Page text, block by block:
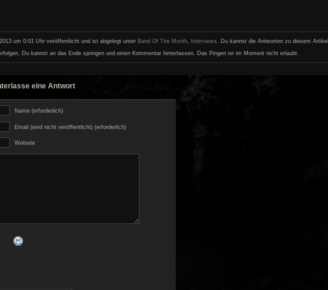
um 0:01 Uhr veröffentlicht und ist abgelegt unter Band Of The Month, Interviews. Du kannst die Antworten zu diesem Artikel
Du kannst an das Ende springen und einen Kommentar hinterlassen. Das Pingen ist im Moment nicht erlaubt.
eine Antwort
Name (erforderlich)
Email (wird nicht veröffentlicht) (erforderlich)
Website